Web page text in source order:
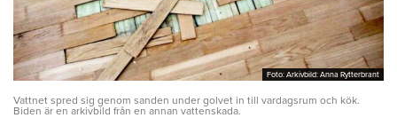
Foto: Arkivbild: Anna Rytterbrant
Foto: Arkivbild: Anna Rytterbrant
Vattnet spred sig genom sanden under golvet in till vardagsrum och kök.
Biden är en arkivbild från en annan vattenskada.